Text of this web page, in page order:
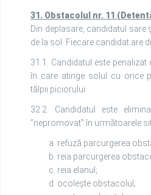
31. Obstacolul nr. 11
Din deplasare, candidatul
de la sol. Fiecare candidat are
31.1. Candidatul este
în care atinge solul cu orice
tălpii piciorului.
32.2. Candidatul este
"nepromovat" în următoarele
a. refuză parcurgerea
b. reia parcurgerea
c. reia elanul;
d. ocolește obstacolul;